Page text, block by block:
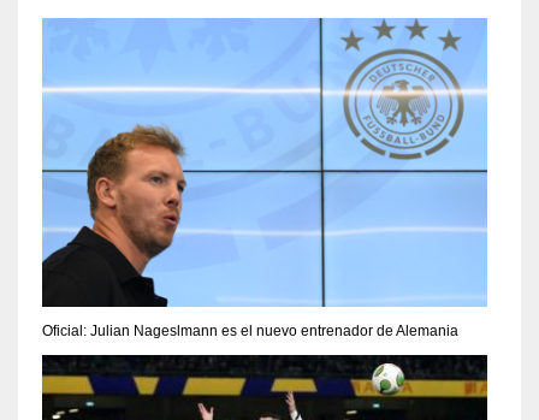
Oficial: Julian Nageslmann es el nuevo entrenador de Alemania